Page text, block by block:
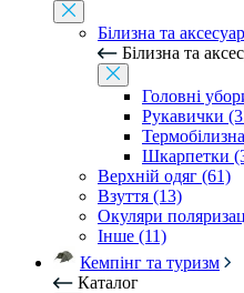
Білизна та
Білизна та
Головні
Рукавички
Шкарпетки
Верхній одяг (61)
Взуття (13)
Окуляри
Інше (11)
Кемпінг та туризм
Каталог